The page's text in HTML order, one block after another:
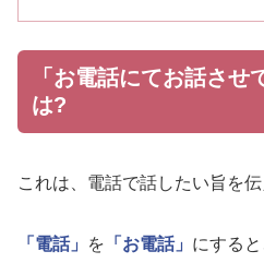
「お電話にてお話させ
は?
これは、電話で話したい旨を伝
「電話」 を 「お電話」 にする